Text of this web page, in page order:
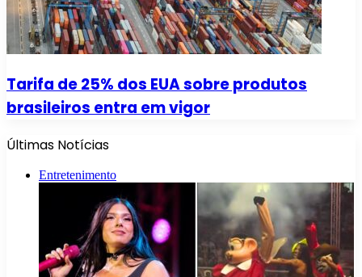
Tarifa de 25% dos EUA sobre produtos
brasileiros entra em vigor
Últimas Notícias
Entretenimento